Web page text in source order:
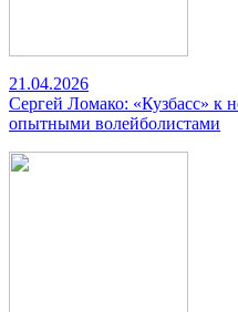
21.04.2026
Сергей Ломако: «Кузбасс» к
опытными волейболистами